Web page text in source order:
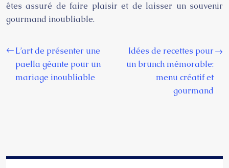
êtes assuré de faire plaisir et de laisser un souvenir
gourmand inoubliable.
L’art de présenter une
paella géante pour un
mariage inoubliable
Idées de recettes pour
un brunch mémorable:
menu créatif et
gourmand